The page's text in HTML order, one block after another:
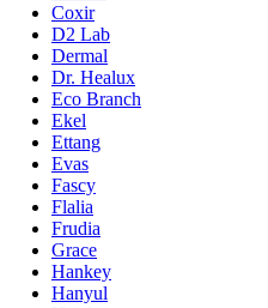
Coxir
D2 Lab
Dermal
Dr. Healux
Eco Branch
Ekel
Ettang
Evas
Fascy
Flalia
Frudia
Grace
Hankey
Hanyul